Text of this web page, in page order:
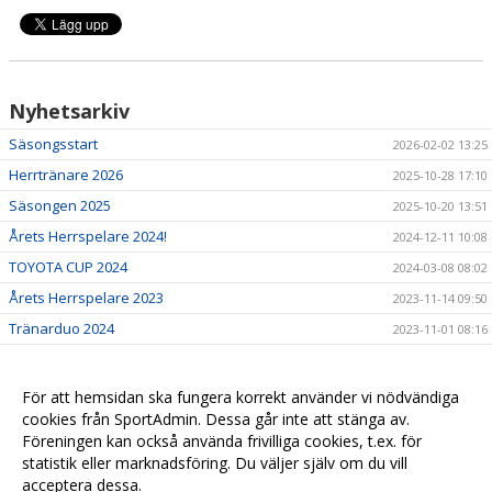
Nyhetsarkiv
Säsongsstart 2026-02-02 13:25
Herrtränare 2026 2025-10-28 17:10
Säsongen 2025 2025-10-20 13:51
Årets Herrspelare 2024! 2024-12-11 10:08
TOYOTA CUP 2024 2024-03-08 08:02
Årets Herrspelare 2023 2023-11-14 09:50
Tränarduo 2024 2023-11-01 08:16
För att hemsidan ska fungera korrekt använder vi nödvändiga
cookies från SportAdmin. Dessa går inte att stänga av.
Föreningen kan också använda frivilliga cookies, t.ex. för
statistik eller marknadsföring. Du väljer själv om du vill
acceptera dessa.